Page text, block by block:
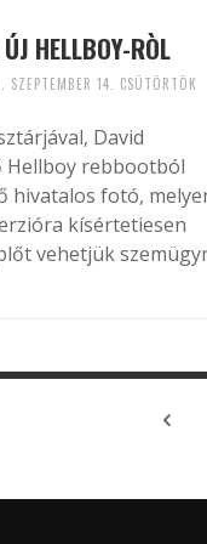
HELLBOY-RÒL
SZEPTEMBER 14. CSÜTÖRTÖK
David
rebbootból
hivatalos fotó,
kísértetiesen
vehetjük